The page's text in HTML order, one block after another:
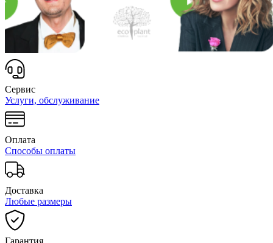
Сервис
Услуги, обслуживание
Оплата
Способы оплаты
Доставка
Любые размеры
Гарантия